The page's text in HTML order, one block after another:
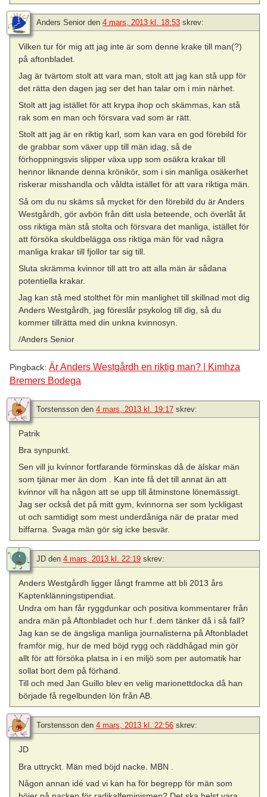
Anders Senior den 4 mars, 2013 kl. 18:53 skrev:
Vilken tur för mig att jag inte är som denne krake till man(?)
på aftonbladet.
Jag är tvärtom stolt att vara man, stolt att jag kan stå upp för
det rätta den dagen jag ser det han talar om i min närhet.
Stolt att jag istället för att krypa ihop och skämmas, kan stå
rak som en man och försvara vad som är rätt.
Stolt att jag är en riktig karl, som kan vara en god förebild för
de grabbar som växer upp till män idag, så de
förhoppningsvis slipper växa upp som osäkra krakar till
hennor liknande denna krönikör, som i sin manliga osäkerhet
riskerar misshandla och våldta istället för att vara riktiga män.
Så om du nu skäms så mycket för den förebild du är Anders
Westgårdh, gör avbön från ditt usla beteende, och överlåt åt
oss riktiga män stå stolta och försvara det manliga, istället för
att försöka skuldbelägga oss riktiga män för vad några
manliga krakar till fjollor tar sig till.
Sluta skrämma kvinnor till att tro att alla män är sådana
potentiella krakar.
Jag kan stå med stolthet för min manlighet till skillnad mot dig
Anders Westgårdh, jag föreslår psykolog till dig, så du
kommer tillrätta med din unkna kvinnosyn.
/Anders Senior
Pingback: Är Anders Westgårdh en riktig man? | Kimhza
Bremers Bodega
Torstensson den 4 mars, 2013 kl. 19:17 skrev:
Patrik
Bra synpunkt.
Sen vill ju kvinnor fortfarande förminskas då de älskar män
som tjänar mer än dom . Kan inte få det till annat än att
kvinnor vill ha någon att se upp till åtminstone lönemässigt.
Jag ser också det på mitt gym, kvinnorna ser som lyckligast
ut och samtidigt som mest underdåniga när de pratar med
biffarna. Svaga män gör sig icke besvär.
JD den 4 mars, 2013 kl. 22:19 skrev:
Anders Westgårdh ligger långt framme att bli 2013 års
Kaptenklänningstipendiat.
Undra om han får ryggdunkar och positiva kommentarer från
andra män på Aftonbladet och hur f..dem tänker då i så fall?
Jag kan se de ängsliga manliga journalisterna på Aftonbladet
framför mig, hur de med böjd rygg och räddhågad min gör
allt för att försöka platsa in i en miljö som per automatik har
sollat bort dem på förhand.
Till och med Jan Guillo blev en velig marionettdocka då han
började få regelbunden lön från AB.
Torstensson den 4 mars, 2013 kl. 22:56 skrev:
JD
Bra uttryckt. Män med böjd nacke. MBN .
Någon annan idé vad vi kan ha för begrepp för män som